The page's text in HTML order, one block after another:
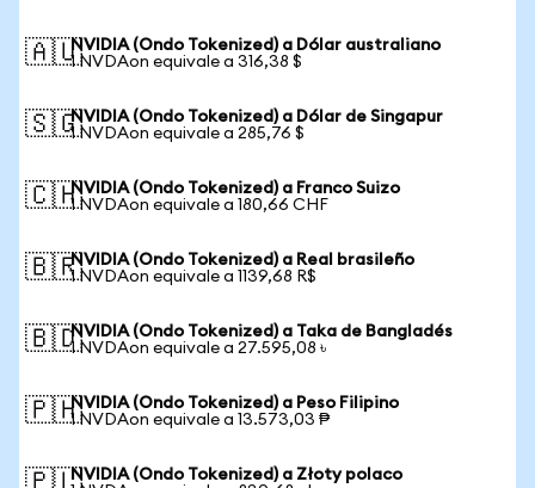
🇦🇺NVIDIA (Ondo Tokenized) a Dólar australiano
1 NVDAon equivale a 316,38 $
🇸🇬NVIDIA (Ondo Tokenized) a Dólar de Singapur
1 NVDAon equivale a 285,76 $
🇨🇭NVIDIA (Ondo Tokenized) a Franco Suizo
1 NVDAon equivale a 180,66 CHF
🇧🇷NVIDIA (Ondo Tokenized) a Real brasileño
1 NVDAon equivale a 1139,68 R$
🇧🇩NVIDIA (Ondo Tokenized) a Taka de Bangladés
1 NVDAon equivale a 27.595,08 ৳
🇵🇭NVIDIA (Ondo Tokenized) a Peso Filipino
1 NVDAon equivale a 13.573,03 ₱
NVIDIA (Ondo Tokenized) a Złoty polaco